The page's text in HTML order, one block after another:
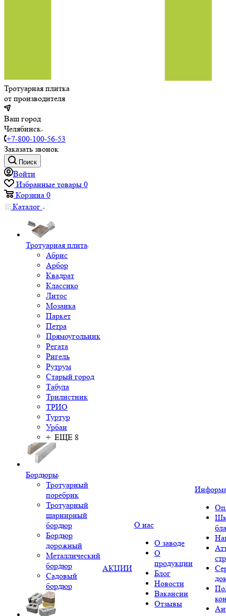
Тротуарная плитка
от производителя
Ваш город
Челябинск
+7-800-100-56-53
Заказать звонок
Поиск
Войти
Избранные товары 0
Корзина 0
Каталог
Тротуарная плита
Абрис
Арбор
Квадрат
Классико
Литос
Мозаика
Паркет
Петра
Прямоугольник
Регата
Ригель
Рутрум
Старый город
Табула
Трилистник
ТРИО
Туртур
Урбан
+ ЕЩЕ 8
Бордюры
Тротуарный
поребрик
Тротуарный
шарнирный
бордюр
Бордюр
дорожный
Металлический
бордюр
Садовый
бордюр
АКЦИИ
О нас
О заводе
О
продукции
Блог
Новости
Вакансии
Отзывы